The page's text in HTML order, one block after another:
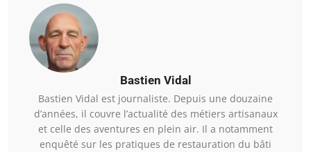
Bastien Vidal
Bastien Vidal est journaliste. Depuis une douzaine
d’années, il couvre l’actualité des métiers artisanaux
et celle des aventures en plein air. Il a notamment
enquêté sur les pratiques de restauration du bâti